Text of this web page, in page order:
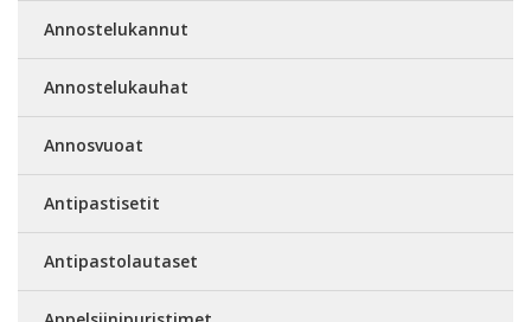
Annostelukannut
Annostelukauhat
Annosvuoat
Antipastisetit
Antipastolautaset